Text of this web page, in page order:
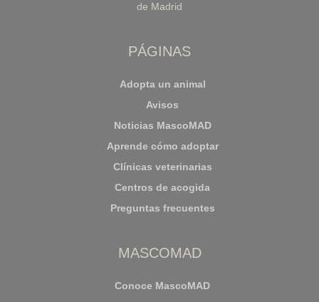
de Madrid
PÁGINAS
Adopta un animal
Avisos
Noticias MascoMAD
Aprende cómo adoptar
Clínicas veterinarias
Centros de acogida
Preguntas frecuentes
MASCOMAD
Conoce MascoMAD